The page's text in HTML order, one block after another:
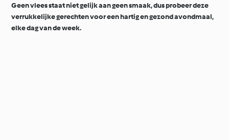
Geen vlees staat niet gelijk aan geen smaak, dus probeer deze
verrukkelijke gerechten voor een hartig en gezond avondmaal,
elke dag van de week.